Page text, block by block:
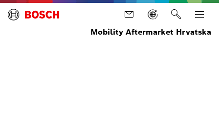
Mobility Aftermarket Hrvatska